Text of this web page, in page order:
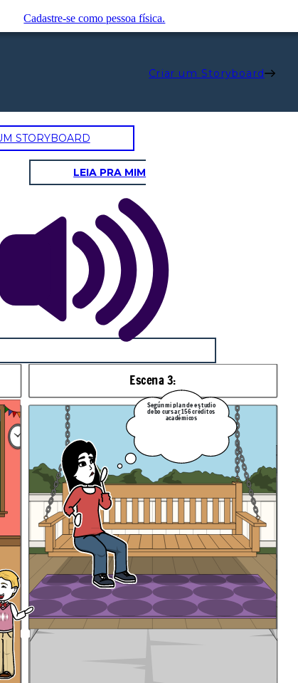
Cadastre-se como pessoa física.
Criar um Storyboard
STORYBOARD
LEIA PRA MIM
Escena 3:
es
Según mi plan de estudio
debo cursar 156 créditos
académicos